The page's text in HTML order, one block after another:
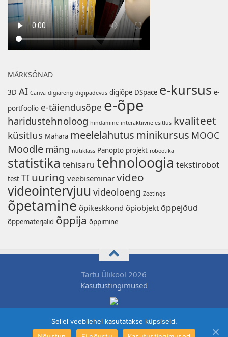
MÄRKSÕNAD
3D AI Canva digiareng digipädevus digiõpe DSpace e-kursus e-
portfoolio e-täiendusõpe e-õpe
haridustehnoloog hindamine interaktiivne esitlus kvaliteet
küsitlus Mahara meelelahutus minikursus MOOC
Moodle mäng nutiklass Panopto projekt robootika
statistika tehisaru tehnoloogia tekstirobot
test TI uuring veebiseminar video
videointervjuu videoloeng Zeetings
õpetamine õpikeskkond õpiobjekt õppejõud
õppematerjalid õppija õppimine
Tartu Ülikool 2026
Kasutustingimused
Sellel veebilehel kasutatakse küpsiseid.